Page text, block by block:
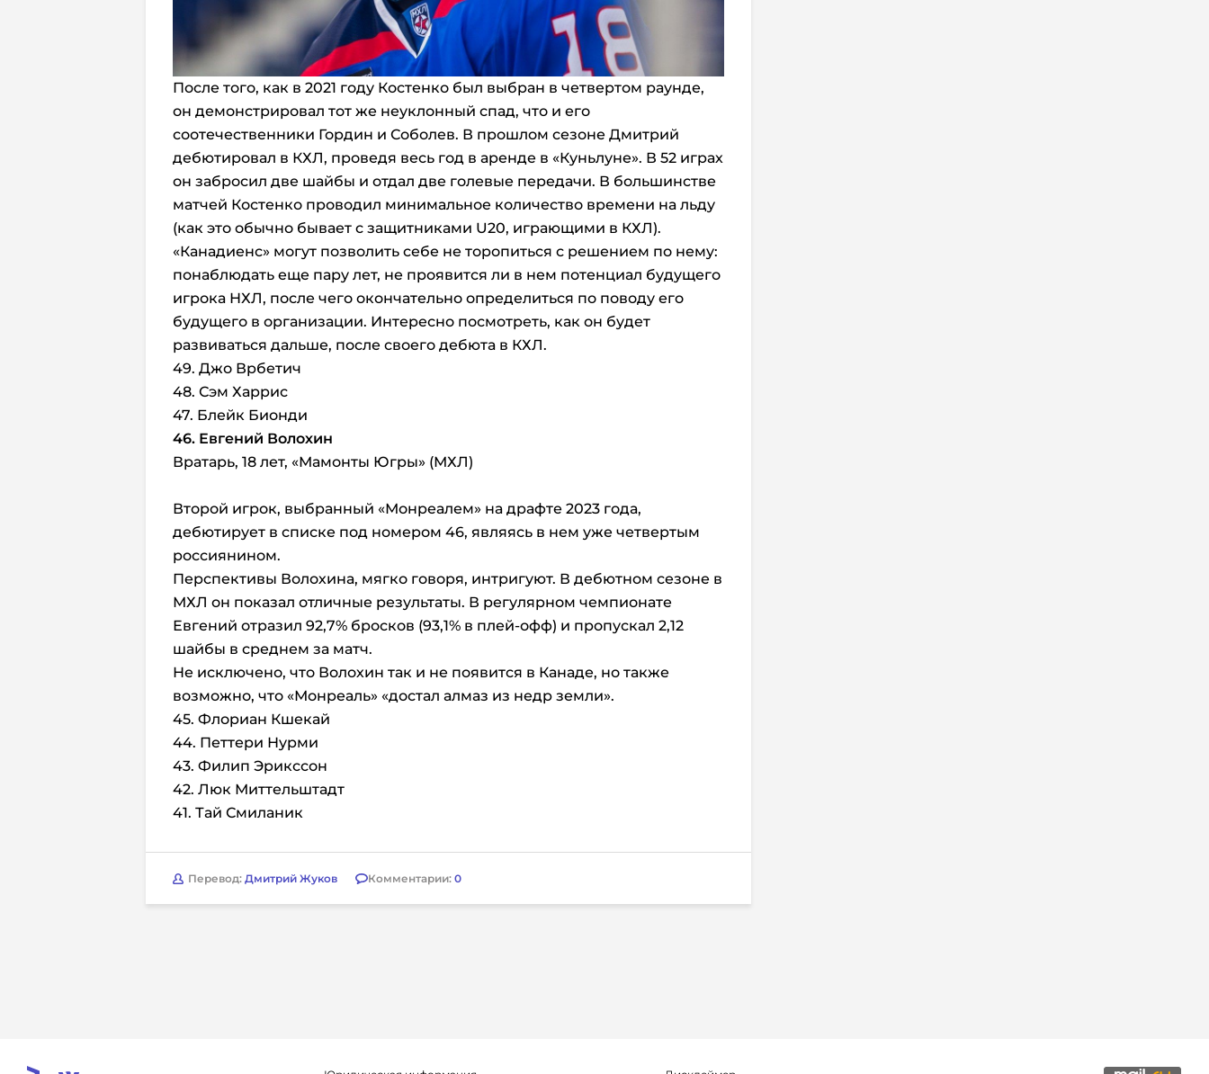
После того, как в 2021 году Костенко был выбран в четвертом раунде,
он демонстрировал тот же неуклонный спад, что и его
соотечественники Гордин и Соболев. В прошлом сезоне Дмитрий
дебютировал в КХЛ, проведя весь год в аренде в «Куньлуне». В 52 играх
он забросил две шайбы и отдал две голевые передачи. В большинстве
матчей Костенко проводил минимальное количество времени на льду
(как это обычно бывает с защитниками U20, играющими в КХЛ).
«Канадиенс» могут позволить себе не торопиться с решением по нему:
понаблюдать еще пару лет, не проявится ли в нем потенциал будущего
игрока НХЛ, после чего окончательно определиться по поводу его
будущего в организации. Интересно посмотреть, как он будет
развиваться дальше, после своего дебюта в КХЛ.
49. Джо Врбетич
48. Сэм Харрис
47. Блейк Бионди
46. Евгений Волохин
Вратарь, 18 лет, «Мамонты Югры» (МХЛ)
Второй игрок, выбранный «Монреалем» на драфте 2023 года,
дебютирует в списке под номером 46, являясь в нем уже четвертым
россиянином.
Перспективы Волохина, мягко говоря, интригуют. В дебютном сезоне в
МХЛ он показал отличные результаты. В регулярном чемпионате
Евгений отразил 92,7% бросков (93,1% в плей-офф) и пропускал 2,12
шайбы в среднем за матч.
Не исключено, что Волохин так и не появится в Канаде, но также
возможно, что «Монреаль» «достал алмаз из недр земли».
45. Флориан Кшекай
44. Петтери Нурми
43. Филип Эрикссон
42. Люк Миттельштадт
41. Тай Смиланик
Перевод: Дмитрий Жуков Комментарии: 0